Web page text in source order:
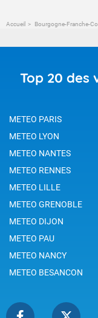
Accueil Bourgogne-Franche-
Top 20 des
METEO PARIS
METEO LYON
METEO NANTES
METEO RENNES
METEO LILLE
METEO GRENOBLE
METEO DIJON
METEO PAU
METEO NANCY
METEO BESANCON